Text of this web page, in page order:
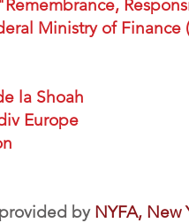
Ministry of Finance
la Shoah
Europe
by NYFA, New